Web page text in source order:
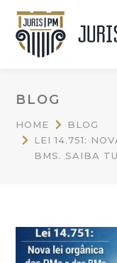
BLOG
HOME
BLOG
LEI 14.751:
BMS. SAIBA